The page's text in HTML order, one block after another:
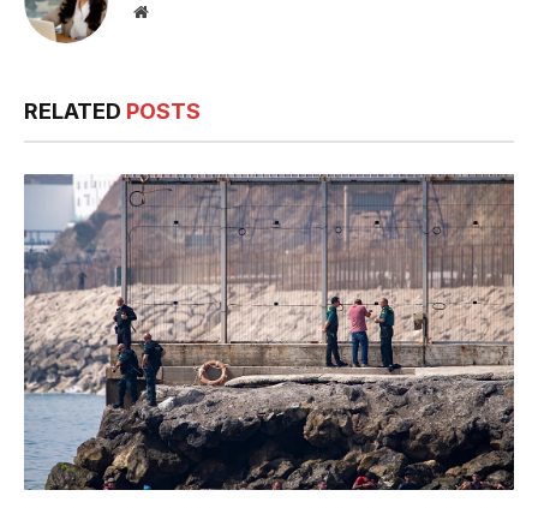
Website
RELATED POSTS